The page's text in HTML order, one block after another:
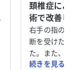
頚椎症に
術で改善
右手の指の
断を受けた
た。また、
ています。
続きを見る